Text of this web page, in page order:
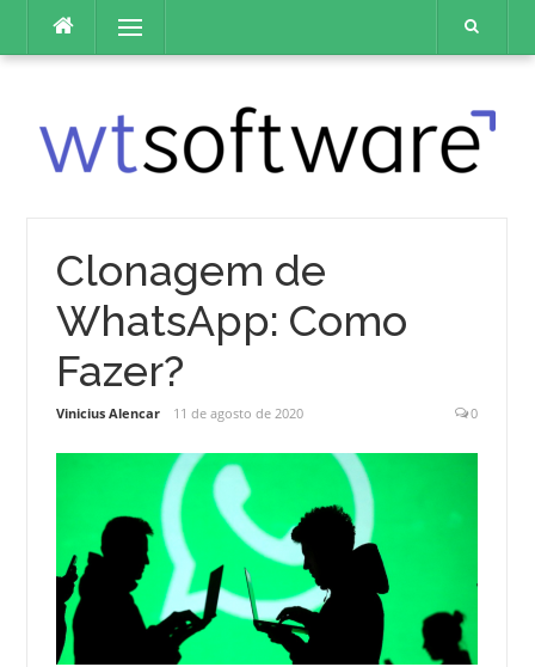
o
Menu
Clonagem de
WhatsApp: Como
Fazer?
Vinicius Alencar 11 de agosto de 2020 0